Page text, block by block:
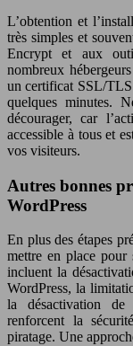
L’obtention et
très simples et
Encrypt et aux
nombreux
un certificat SSL/
quelques minutes.
décourager, car
accessible à tous et
vos visiteurs.
Autres bonnes
WordPress
En plus des étapes
mettre en place pour
incluent la
WordPress, la
la désactivation de
renforcent la
piratage. Une